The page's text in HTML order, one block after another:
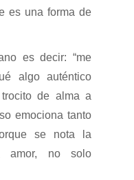
es una forma de
es decir: “me
algo auténtico
de alma a
emociona tanto
se nota la
amor, no solo